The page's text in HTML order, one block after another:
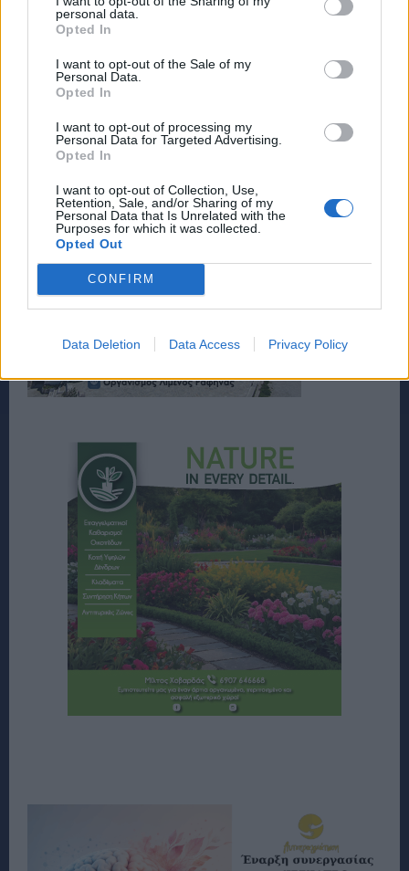
personal data.
Opted In
I want to opt-out of the Sale of my
Personal Data.
Opted In
I want to opt-out of processing my
Personal Data for Targeted Advertising.
Opted In
I want to opt-out of Collection, Use,
Retention, Sale, and/or Sharing of my
Personal Data that Is Unrelated with the
Purposes for which it was collected.
Opted Out
CONFIRM
Data Deletion Data Access Privacy Policy